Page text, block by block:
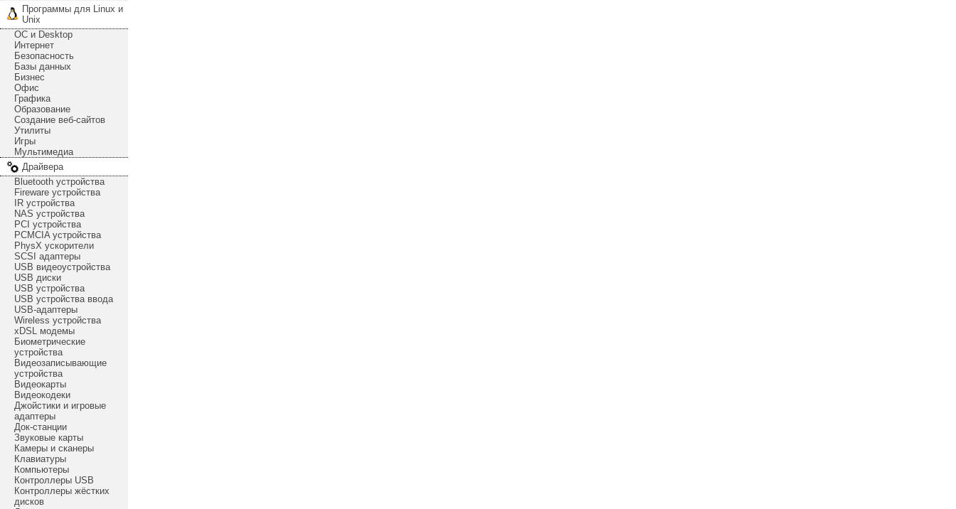
Программы для Linux и
Unix
ОС и Desktop
Интернет
Безопасность
Базы данных
Бизнес
Офис
Графика
Образование
Создание веб-сайтов
Утилиты
Игры
Мультимедиа
Драйвера
Bluetooth устройства
Fireware устройства
IR устройства
NAS устройства
PCI устройства
PCMCIA устройства
PhysX ускорители
SCSI адаптеры
USB видеоустройства
USB диски
USB устройства
USB устройства ввода
USB-адаптеры
Wireless устройства
xDSL модемы
Биометрические
устройства
Видеозаписывающие
устройства
Видеокарты
Видеокодеки
Джойстики и игровые
адаптеры
Док-станции
Звуковые карты
Камеры и сканеры
Клавиатуры
Компьютеры
Контроллеры USB
Контроллеры жёстких
дисков